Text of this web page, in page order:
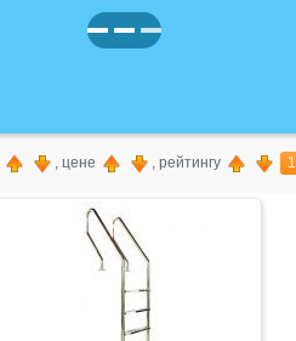
, цене , рейтингу 1